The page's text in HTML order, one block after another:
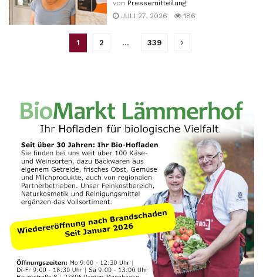
von Pressemitteilung
JULI 27, 2026
186
1 2 … 339